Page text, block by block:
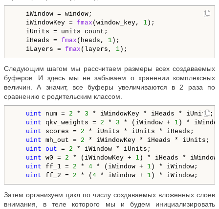
iWindow = window;
iWindowKey = fmax (window_key, 1 );
iUnits = units_count;
iHeads = fmax (heads, 1 );
iLayers = fmax (layers, 1
Следующим шагом мы рассчитаем размеры всех создаваемых
буферов. И здесь мы не забываем о хранении комплексных
величин. А значит, все буферы увеличиваются в 2 раза по
сравнению с родительским классом.
uint num = 2 * 3 * iWindowKey * iHeads *
uint qkv_weights = 2 * 3 * (iWindow + 1 ) *
uint scores = 2 * iUnits * iUnits *
uint mh_out = 2 * iWindowKey * iHeads *
uint out = 2 * iWindow *
uint w0 = 2 * (iWindowKey + 1 ) * iHeads *
uint ff_1 = 2 * 4 * (iWindow + 1 ) *
uint ff_2 = 2 * ( 4 * iWindow + 1 ) *
Затем организуем цикл по числу создаваемых вложенных слоев
внимания, в теле которого мы и будем инициализировать